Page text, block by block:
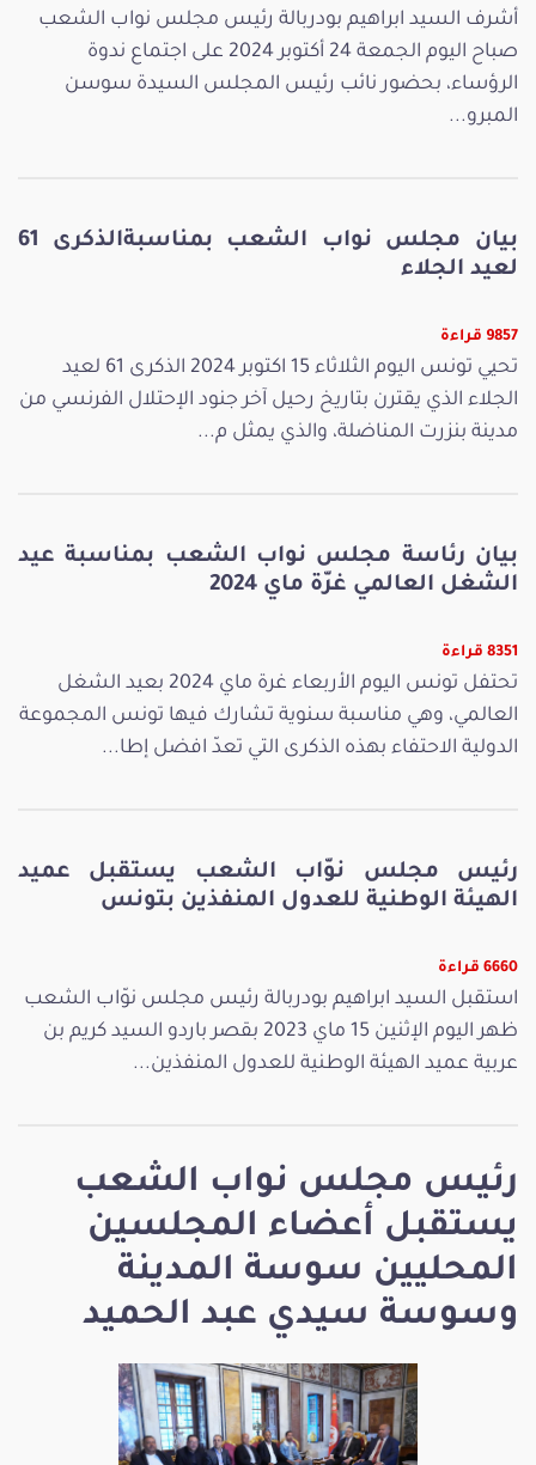
رئيس مجلس نواب الشعب
يستقبل أعضاء المجلسين
المحليين سوسة المدينة
وسوسة سيدي عبد الحميد
أشرف السيد ابراهيم بودربالة رئيس مجلس نواب الشعب
صباح اليوم الجمعة 24 أكتوبر 2024 على اجتماع ندوة
الرؤساء، بحضور نائب رئيس المجلس السيدة سوسن
المبرو...
بيان مجلس نواب الشعب بمناسبةالذكرى 61
لعيد الجلاء
9857 قراءة
تحيي تونس اليوم الثلاثاء 15 اكتوبر 2024 الذكرى 61 لعيد
الجلاء الذي يقترن بتاريخ رحيل آخر جنود الإحتلال الفرنسي من
مدينة بنزرت المناضلة، والذي يمثل م...
بيان رئاسة مجلس نواب الشعب بمناسبة عيد
الشغل العالمي غرّة ماي 2024
8351 قراءة
تحتفل تونس اليوم الأربعاء غرة ماي 2024 بعيد الشغل
العالمي، وهي مناسبة سنوية تشارك فيها تونس المجموعة
الدولية الاحتفاء بهذه الذكرى التي تعدّ افضل إطا...
رئيس مجلس نوّاب الشعب يستقبل عميد
الهيئة الوطنية للعدول المنفذين بتونس
6660 قراءة
استقبل السيد ابراهيم بودربالة رئيس مجلس نوّاب الشعب
ظهر اليوم الإثنين 15 ماي 2023 بقصر باردو السيد كريم بن
عربية عميد الهيئة الوطنية للعدول المنفذين...